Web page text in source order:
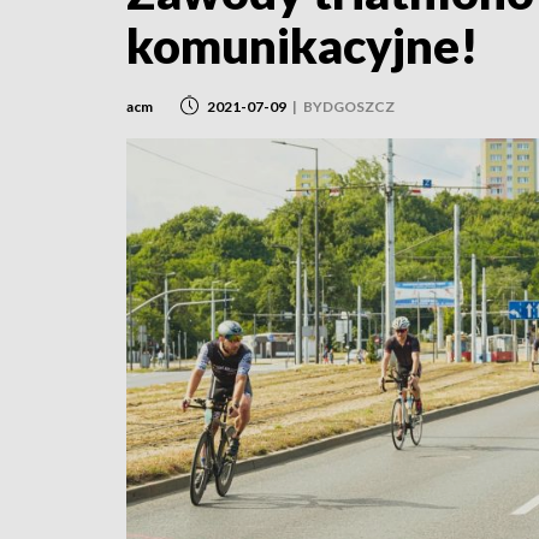
komunikacyjne!
acm 2021-07-09 | BYDGOSZCZ